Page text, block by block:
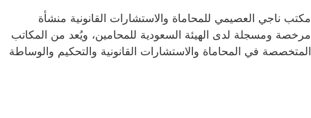
ناجي العصيمي للمحاماة والاستشارات القانونية منشأة
ومسجلة لدى الهيئة السعودية للمحامين، ويُعد من المكاتب
في المحاماة والاستشارات القانونية والتحكيم والوساطة